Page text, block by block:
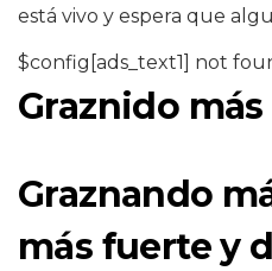
está vivo y espera que
$config[ads_text1] not
Graznido
Graznando
más fuerte y